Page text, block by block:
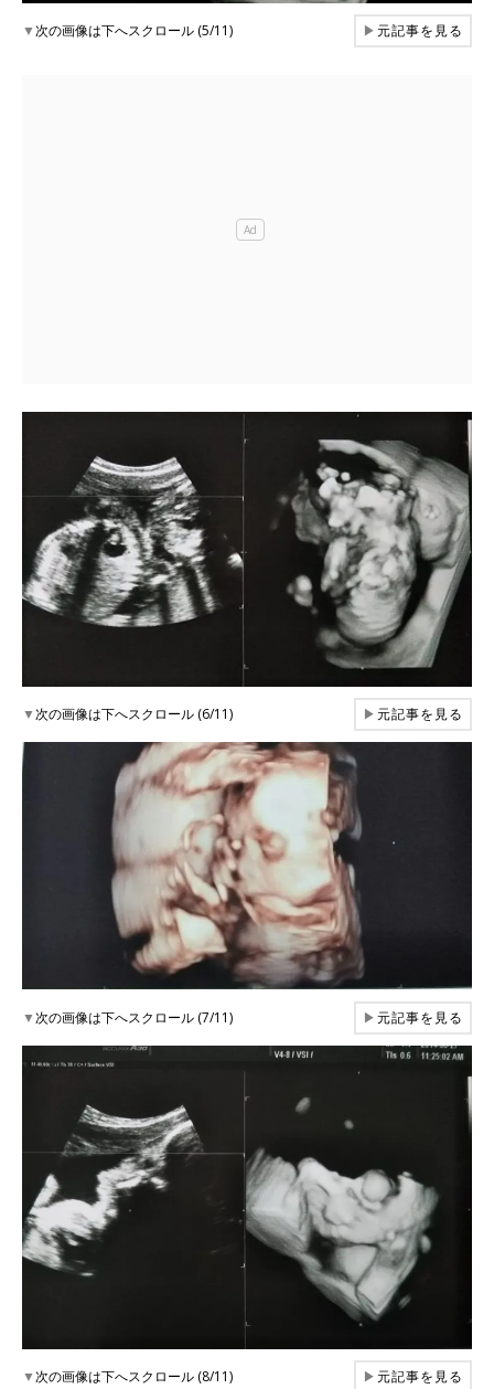
▼次の画像は下へスクロール (5/11) ▶元記事を見る
▼次の画像は下へスクロール (6/11) ▶元記事を見る
▼次の画像は下へスクロール (7/11) ▶元記事を見る
▼次の画像は下へスクロール (8/11) ▶元記事を見る